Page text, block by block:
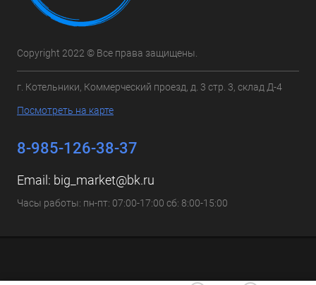
Copyright 2022 © Все права защищены.
г. Котельники, Коммерческий проезд, д. 3 стр. 3, склад Д-4
Посмотреть на карте
8-985-126-38-37
Email: big_market@bk.ru
Часы работы: пн-пт: 07:00-17:00 сб: 8:00-15:00